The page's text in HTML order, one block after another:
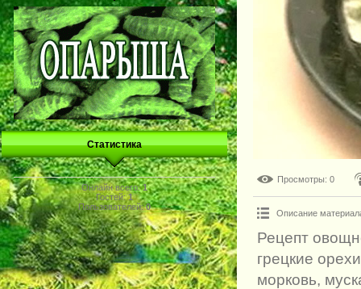
Статистика
Онлайн всего:1
Гостей:1
Пользователей:0
Просмотры: 0
Описание
Рецепт
грецкие
морковь,